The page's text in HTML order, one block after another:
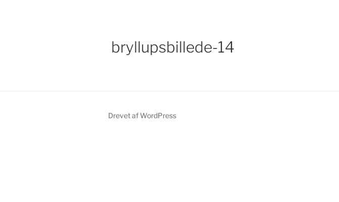
bryllupsbillede-14
Drevet af WordPress